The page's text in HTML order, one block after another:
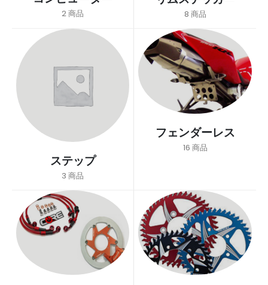
2商品 8 商品
ステップ
3 商品
フェンダーレス
16 商品